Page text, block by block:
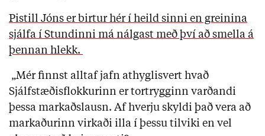
Pistill Jóns er birtur hér í heild sinni en greinina
sjálfa í Stundinni má nálgast með því að smella á
þennan hlekk.
„Mér finnst alltaf jafn athyglisvert hvað
Sjálfstæðisflokkurinn er tortrygginn varðandi
þessa markaðslausn. Af hverju skyldi það vera að
markaðurinn virkaði illa í þessu tilviki en vel